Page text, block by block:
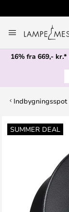
to
Content
16% fra 669,- kr.*
Indbygningsspot
SUMMER DEAL
Gå
til